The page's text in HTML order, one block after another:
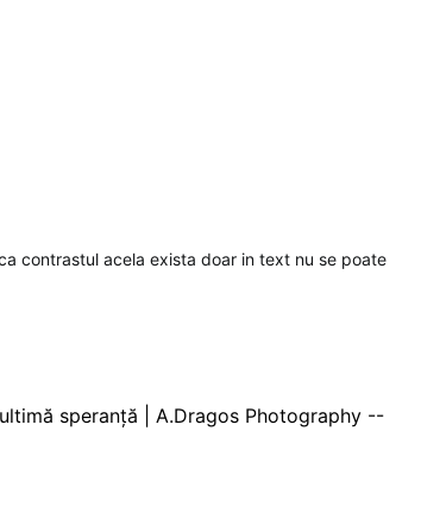
contrastul acela exista doar in text nu se poate
speranţă | A.Dragos Photography --